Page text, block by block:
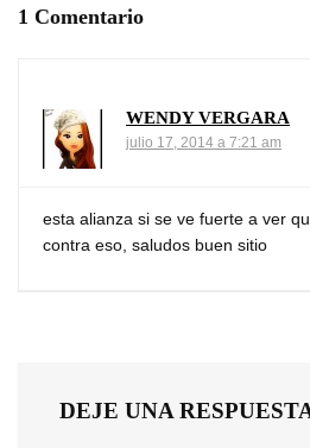
1 Comentario
WENDY VERGARA
julio 17, 2014 a 7:21 am
esta alianza si se ve fuerte a ver
contra eso, saludos buen sitio
DEJE UNA